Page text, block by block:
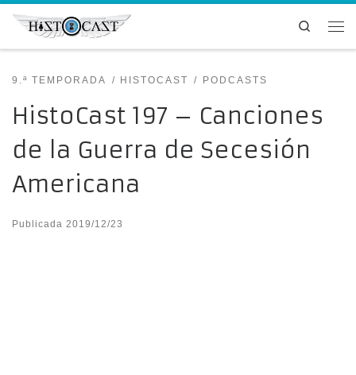
Saltar al contenido
Search
9.ª TEMPORADA HISTOCAST PODCASTS
HistoCast 197 – Canciones
de la Guerra de Secesión
Americana
Publicada 2019/12/23